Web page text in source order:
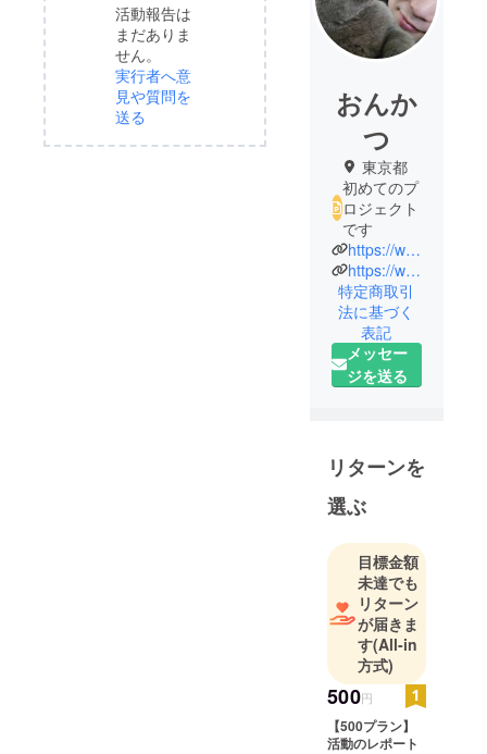
活動報告は
まだありま
せん。
実行者へ意
見や質問を
送る
おんか
つ
東京都
初めてのプ
ロジェクト
です
https://www.youtube.com/@onkatsu11
https://www.twitter.com/onkatsu11
特定商取引
法に基づく
表記
メッセー
ジを送る
リターンを
選ぶ
目標金額
未達でも
リターン
が届きま
す(All-in
方式)
500円
【500プラン】
活動のレポート